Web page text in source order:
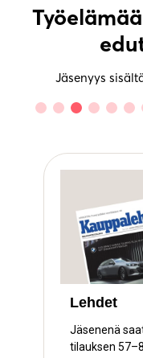
Jäsenyys
Turvalta saat
jatkuvan 10